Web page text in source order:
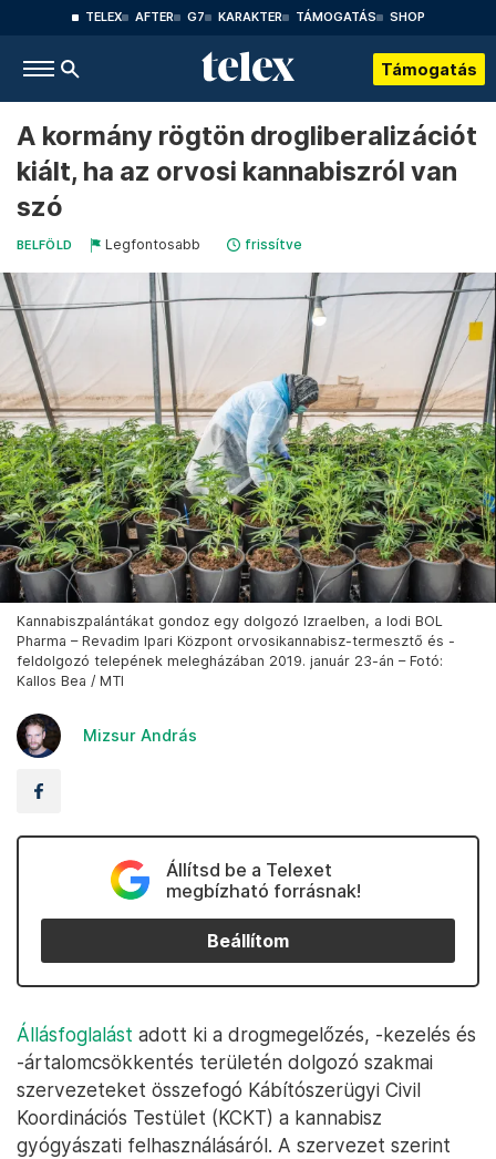
TELEX AFTER G7 KARAKTER TÁMOGATÁS SHOP
Támogatás
A kormány rögtön drogliberalizációt
kiált, ha az orvosi kannabiszról van
szó
BELFÖLD Legfontosabb frissítve
Kannabiszpalántákat gondoz egy dolgozó Izraelben, a lodi BOL
Pharma – Revadim Ipari Központ orvosikannabisz-termesztő és -
feldolgozó telepének melegházában 2019. január 23-án – Fotó:
Kallos Bea / MTI
Mizsur András
Állítsd be a Telexet
megbízható forrásnak!
Beállítom
Állásfoglalást adott ki a drogmegelőzés, -kezelés és
-ártalomcsökkentés területén dolgozó szakmai
szervezeteket összefogó Kábítószerügyi Civil
Koordinációs Testület (KCKT) a kannabisz
gyógyászati felhasználásáról. A szervezet szerint